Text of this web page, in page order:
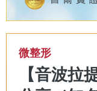
微整形
【音波拉